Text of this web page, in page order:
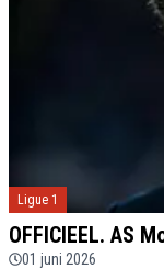
Ligue 1
OFFICIEEL. AS
01 juni 2026